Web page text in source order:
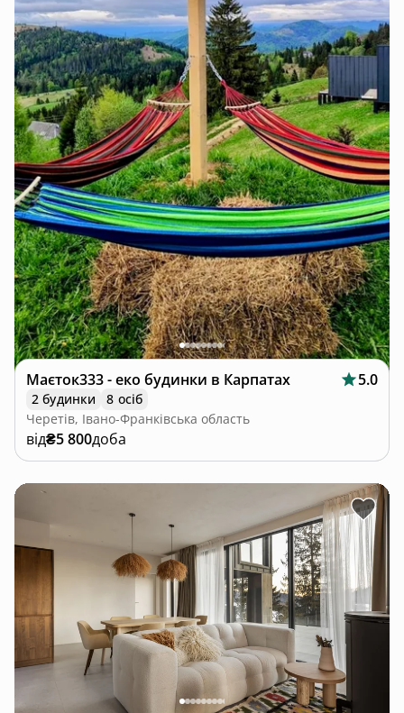
Маєток333 - еко будинки в Карпатах 5.0
2 будинки
8 осіб
Черетів, Івано-Франківська область
від₴5 800доба